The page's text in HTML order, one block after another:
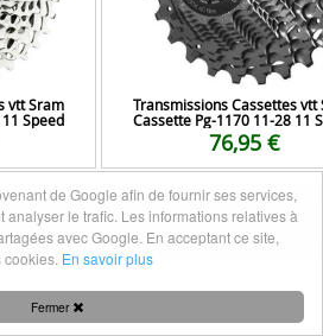
vtt Sram
Speed
Transmissions Cassettes vtt
Cassette Pg-1170 11-28 11
76,95 €
Mentions légales|Nous contacter
Fermer
de Google afin de fournir ses services,
le trafic. Les informations relatives à
avec Google. En acceptant ce site,
En savoir plus